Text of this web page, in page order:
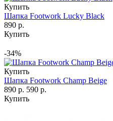
Купить
Шапка Footwork Lucky Black
890 р.
Купить
-34%
Купить
Шапка Footwork Champ Beige
890 р. 590 р.
Купить